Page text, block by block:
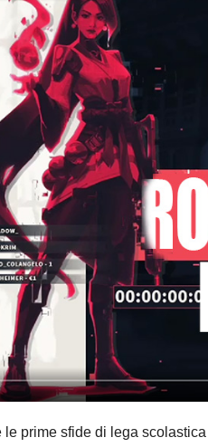
le prime sfide di lega